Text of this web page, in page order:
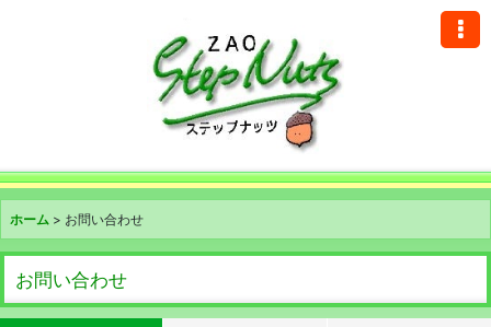
ホーム > お問い合わせ
お問い合わせ